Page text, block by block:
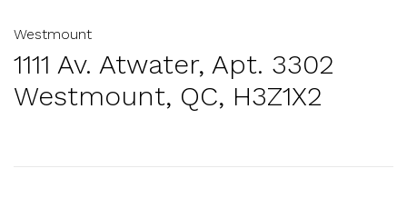
Westmount
1111 Av. Atwater, Apt. 3302
Westmount, QC, H3Z1X2